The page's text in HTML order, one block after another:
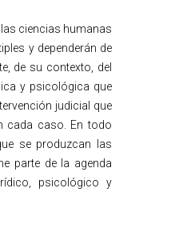
las ciencias humanas
y dependerán de
de su contexto, del
y psicológica que
judicial que
cada caso. En todo
se produzcan las
parte de la agenda
psicológico y